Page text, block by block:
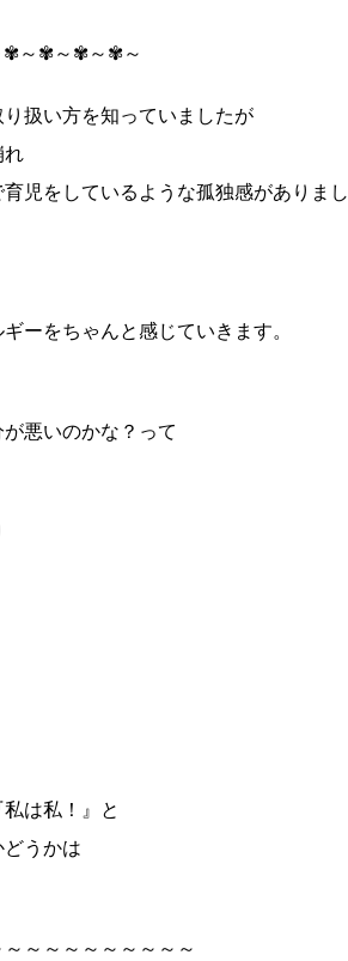
～✾～✾～✾～
扱い方を知っていましたが
れ
児をしているような孤独感がありまし
ーをちゃんと感じていきます。
悪いのかな？って
は私！』と
うかは
～～～～～～～～～